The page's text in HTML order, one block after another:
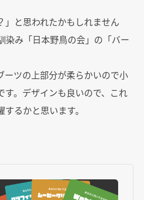
」と思われたかもしれません
染み「日本野鳥の会」の「バー
ーツの上部分が柔らかいので小
す。デザインも良いので、これ
るかと思います。